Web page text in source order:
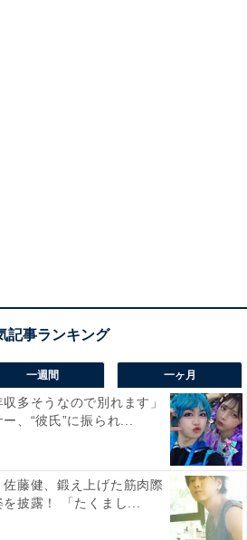
一週間 一ヶ月
収多そうなので別れます」
、“彼氏”に振られ...
佐藤健、鍛え上げた筋肉際
披露！ 「たくまし...